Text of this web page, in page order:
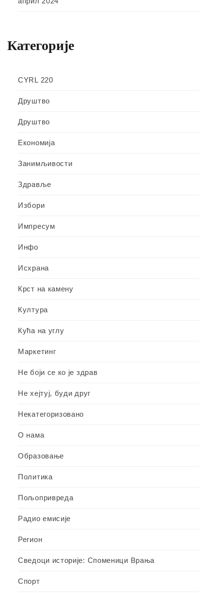
Категорије
CYRL 220
Друштво
Друштво
Економија
Занимљивости
Здравље
Избори
Импресум
Инфо
Исхрана
Крст на камену
Култура
Кућа на углу
Маркетинг
Не боји се ко је здрав
Не хејтуј, буди друг
Некатегоризовано
О нама
Образовање
Политика
Пољопривреда
Радио емисије
Регион
Сведоци историје: Споменици Врања
Спорт